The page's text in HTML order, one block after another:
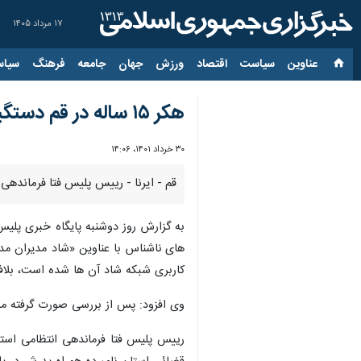
۱۷ مرداد ۱۴۰۵
عناوین‌ سیاست اقتصاد ورزش جهان جامعه فرهنگ
هکر ۱۵ ساله در قم دستگیر شد
۳۰ خرداد ۱۴۰۱، ۱۴:۰۶